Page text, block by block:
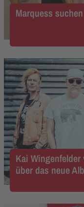
Marquess
Kai
über das neue